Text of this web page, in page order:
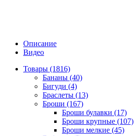
Описание
Видео
Товары (1816)
Бананы (40)
Бигуди (4)
Браслеты (13)
Броши (167)
Броши булавки (17)
Броши крупные (107)
Броши мелкие (45)